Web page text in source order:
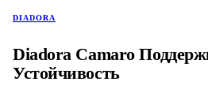
DIADORA
Diadora Camaro
Устойчивость